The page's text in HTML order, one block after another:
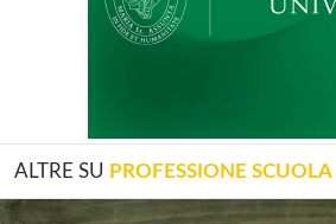
ALTRE SU PROFESSIONE SCUOLA